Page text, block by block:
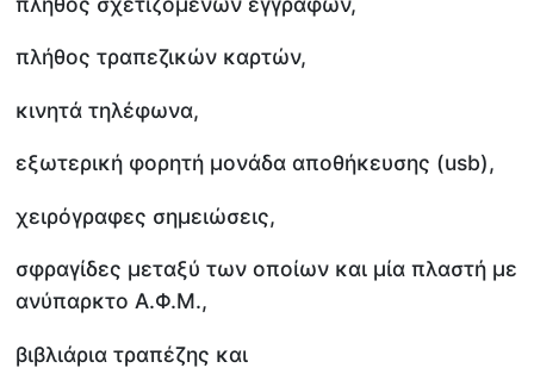
πλήθος τραπεζικών καρτών,
κινητά τηλέφωνα,
εξωτερική φορητή μονάδα αποθήκευσης (usb),
χειρόγραφες σημειώσεις,
σφραγίδες μεταξύ των οποίων και μία πλαστή με
ανύπαρκτο Α.Φ.Μ.,
βιβλιάρια τραπέζης και